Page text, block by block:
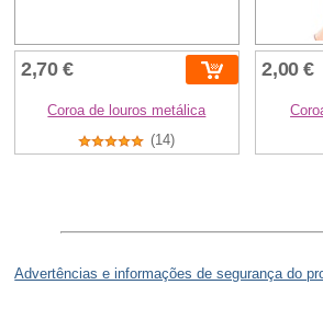
2,70 €
Coroa de louros metálica
(14)
2,00 €
Advertências e informações de segurança do